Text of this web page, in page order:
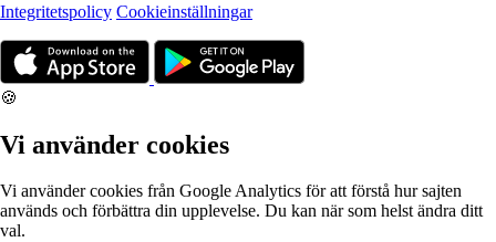
Integritetspolicy Cookieinställningar
🍪
Vi använder cookies
Vi använder cookies från Google Analytics för att förstå hur sajten
används och förbättra din upplevelse. Du kan när som helst ändra ditt
val.